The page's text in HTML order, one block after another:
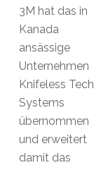
3M hat das in
Kanada
ansässige
Unternehmen
Knifeless Tech
Systems
übernommen
und erweitert
damit das